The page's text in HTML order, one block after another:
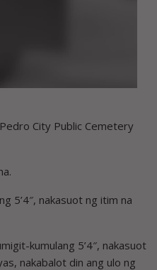
City Public Cemetery
5’4″, nakasuot ng itim na
kumulang 5’4″, nakasuot
nakabalot din ang ulo ng